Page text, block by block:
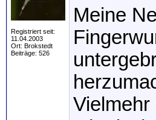
Registriert seit:
11.04.2003
Ort: Brokstedt
Beiträge: 526
Meine